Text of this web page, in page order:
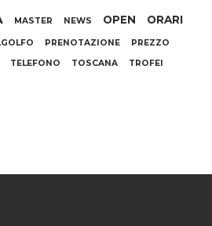
MASTER NEWS OPEN ORARI
PRENOTAZIONE
PREZZO
TELEFONO TOSCANA TROFEI